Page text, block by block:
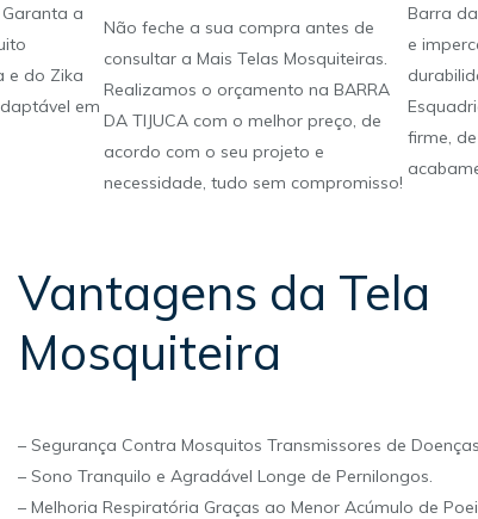
a
e do Zika
em
Não feche a sua compra antes de
consultar a Mais Telas Mosquiteiras.
Realizamos o orçamento na BARRA
DA TIJUCA com o melhor preço, de
acordo com o seu projeto e
necessidade, tudo sem compromisso!
Barra
e
firme,
Vantagens da Tela
Mosquiteira
– Segurança Contra Mosquitos Transmissores de
– Sono Tranquilo e Agradável Longe de Pernilongos.
– Melhoria Respiratória Graças ao Menor Acúmulo de